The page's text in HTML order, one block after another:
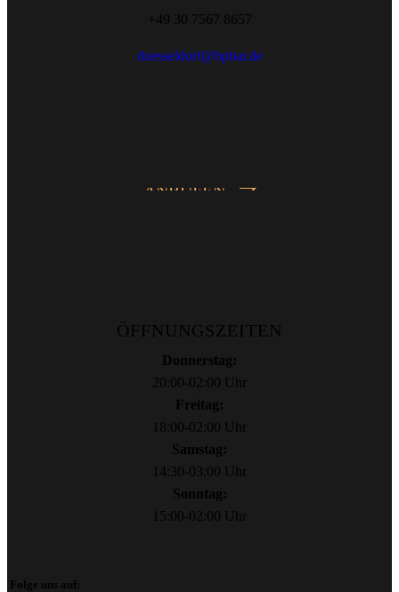
+49 30 7567 8657
duesseldorf@bpbar.de
ANRUFEN
ÖFFNUNGSZEITEN
Donnerstag:
20:00-02:00 Uhr
Freitag:
18:00-02:00 Uhr
Samstag:
14:30-03:00 Uhr
Sonntag:
15:00-02:00 Uhr
Folge uns auf: